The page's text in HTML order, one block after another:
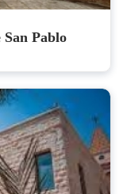
Pablo